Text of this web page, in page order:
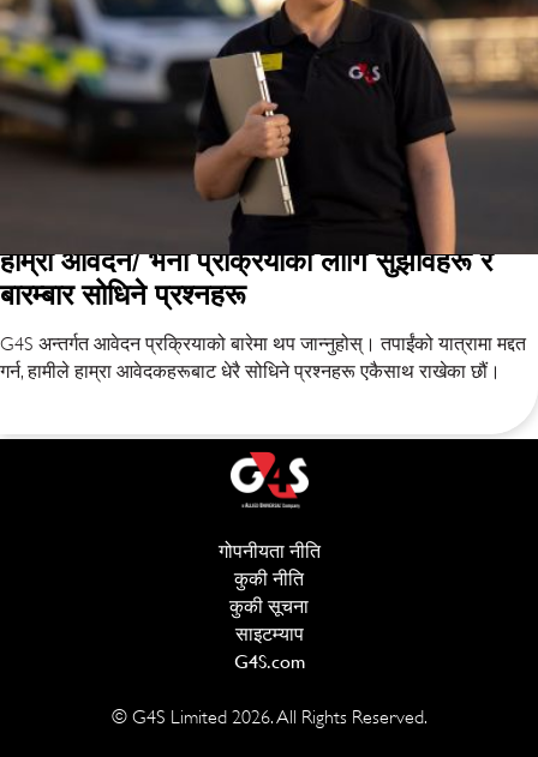
हाम्रो आवेदन/ भर्ना प्रक्रियाको लागि सुझावहरू र
बारम्बार सोधिने प्रश्नहरू
G4S अन्तर्गत आवेदन प्रक्रियाको बारेमा थप जान्नुहोस्। तपाईंको यात्रामा मद्दत
गर्न, हामीले हाम्रा आवेदकहरूबाट धेरै सोधिने प्रश्नहरू एकैसाथ राखेका छौं।
गोपनीयता नीति(opens in new window)
कुकी नीति(opens in new window)
कुकी सूचना
साइटम्याप
G4S.com(opens in new window)
© G4S Limited 2026. All Rights Reserved.